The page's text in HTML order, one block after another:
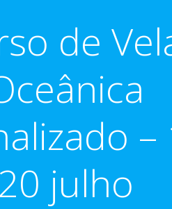
de
–
20 julho